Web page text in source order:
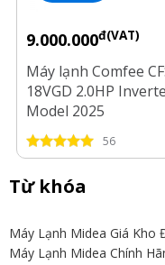
9.000.000đ(VAT)
Máy lạnh Comfee
18VGD 2.0HP
Model 2025
56
Từ khóa
Máy Lạnh Midea Giá Kho
Máy Lạnh Midea Chính